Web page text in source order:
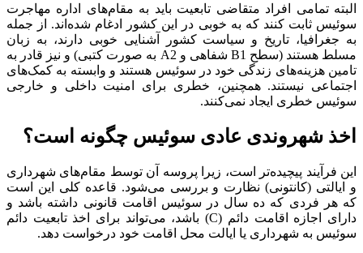
البته تمامی افراد متقاضی تابعیت باید به مقام‌های اداره مهاجرت
سوئیس ثابت کنند که به خوبی در این کشور ادغام شده‌اند. از جمله
به جغرافیا، تاریخ و سیاست کشور آشنایی خوبی دارند، به زبان
مسلط هستند (سطح B1 شفاهی و A2 به صورت کتبی) و نیز قادر به
تامین هزینه‌های زندگی خود در سوئیس هستند و وابسته به کمک‌های
اجتماعی نیستند. همچنین، خطری برای امنیت داخلی و خارجی
سوئیس خطری ایجاد نمی‌کنند.
اخذ شهروندی عادی سوئیس چگونه است؟
این فرآیند پیچیده‌تر است، زیرا پروسه آن توسط مقام‌های شهرداری
و ایالتی (کانتونی) نظارت و بررسی می‌شود. قاعده کلی این است
که هر فردی که ده سال در سوئیس اقامت قانونی داشته باشد و
دارای اجازه اقامت دائم (C) باشد، می‌تواند برای اخذ تابعیت دائم
سوئیس به شهرداری یا ایالت محل اقامت خود درخواست دهد.